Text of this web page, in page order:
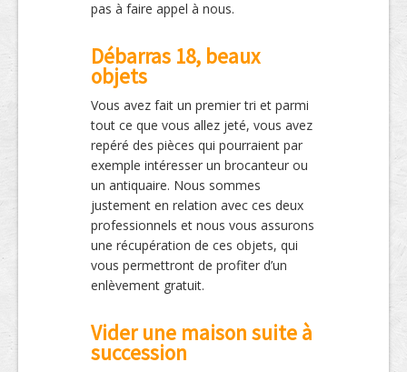
pas à faire appel à nous.
Débarras 18, beaux
objets
Vous avez fait un premier tri et parmi
tout ce que vous allez jeté, vous avez
repéré des pièces qui pourraient par
exemple intéresser un brocanteur ou
un antiquaire. Nous sommes
justement en relation avec ces deux
professionnels et nous vous assurons
une récupération de ces objets, qui
vous permettront de profiter d’un
enlèvement gratuit.
Vider une maison suite à
succession